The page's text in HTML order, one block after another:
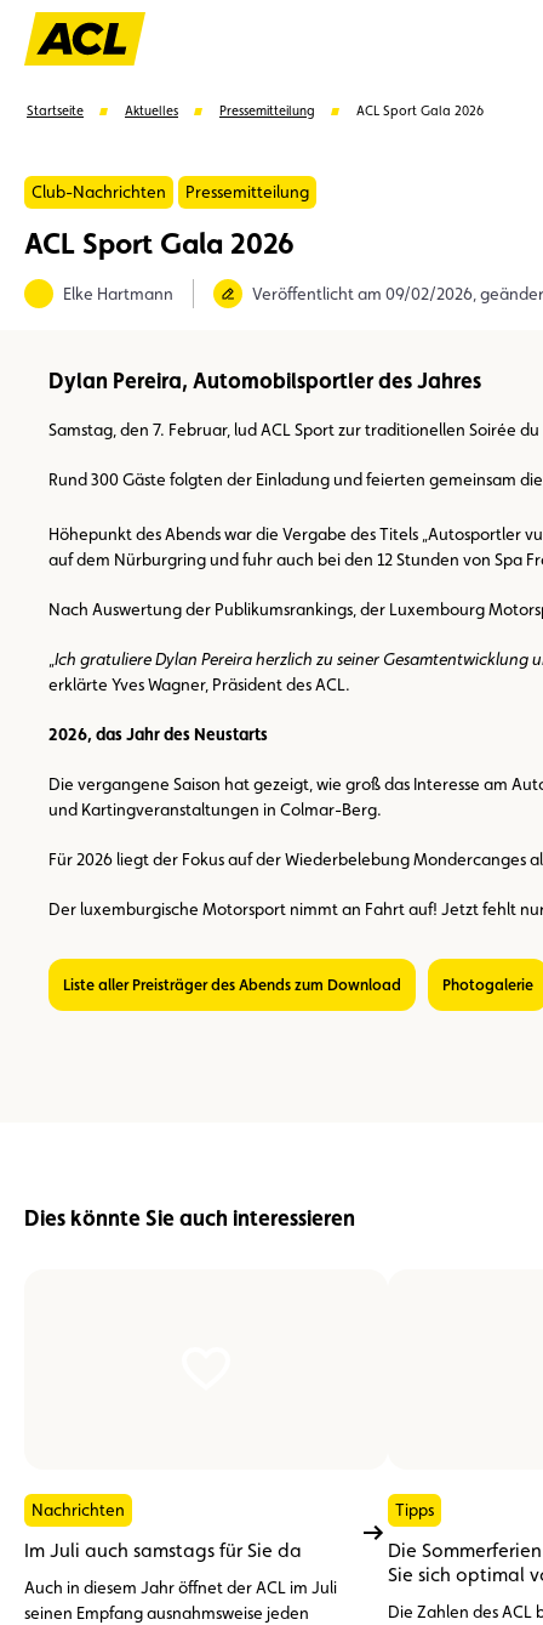
Vorschläge
Startseite Aktuelles Pressemitteilung ACL Sport Gala 2026
Club-Nachrichten Pressemitteilung
ACL Sport Gala 2026
Elke Hartmann Veröffentlicht am 09/02/2026,
Dylan Pereira, Automobilsportler des Jahres
Samstag, den 7. Februar, lud ACL Sport zur traditionellen Soirée
Rund 300 Gäste folgten der Einladung und feierten gemeinsam
Höhepunkt des Abends war die Vergabe des Titels „Autosportler
auf dem Nürburgring und fuhr auch bei den 12 Stunden von Spa
Nach Auswertung der Publikumsrankings, der Luxembourg
Ich gratuliere Dylan Pereira herzlich zu seiner Gesamtentwicklung
erklärte Yves Wagner, Präsident des ACL.
2026, das Jahr des Neustarts
Die vergangene Saison hat gezeigt, wie groß das Interesse am
und Kartingveranstaltungen in Colmar-Berg.
Für 2026 liegt der Fokus auf der Wiederbelebung Mondercanges
Der luxemburgische Motorsport nimmt an Fahrt auf! Jetzt fehlt
Liste aller Preisträger des Abends zum Download Photogalerie
Dies könnte Sie auch interessieren
Nachrichten
Im Juli auch samstags für Sie da
Auch in diesem Jahr öffnet der ACL im Juli
seinen Empfang ausnahmsweise jeden
Tipps
Die
Sie sich optimal
Die Zahlen des ACL